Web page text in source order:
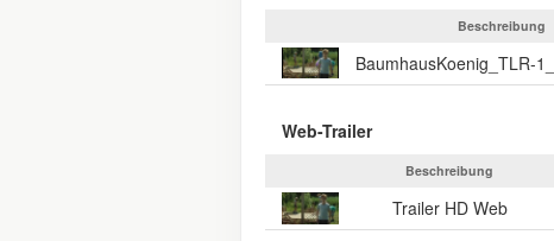
Beschreibung
Web-Trailer
Beschreibung
Trailer HD Web